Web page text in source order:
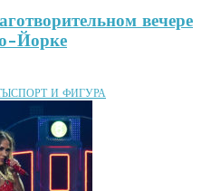
вечере
Йорке
СПОРТ И ФИГУРА